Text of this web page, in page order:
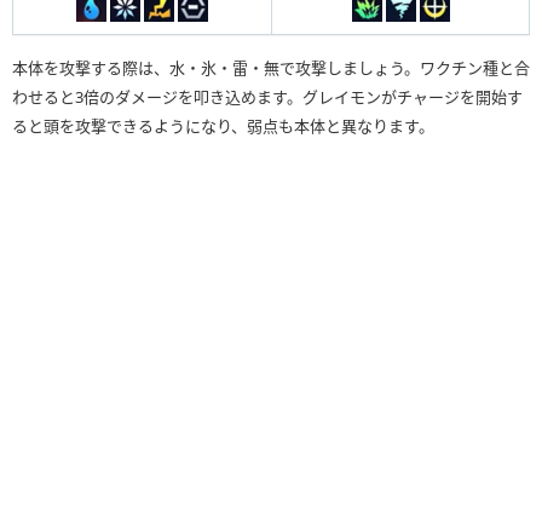
本体を攻撃する際は、水・氷・雷・無で攻撃しましょう。ワクチン種と合
わせると3倍のダメージを叩き込めます。グレイモンがチャージを開始す
ると頭を攻撃できるようになり、弱点も本体と異なります。